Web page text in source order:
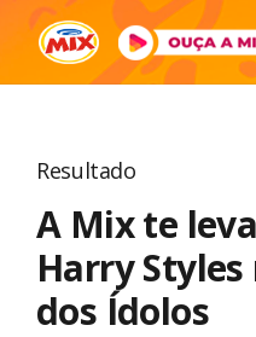
Resultado
A Mix te
Harry
dos Ídolos